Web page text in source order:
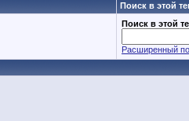
Поиск в этой
Поиск в этой
Расширенный